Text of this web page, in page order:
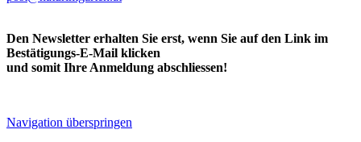
Den Newsletter erhalten Sie erst, wenn Sie auf den Link im
Bestätigungs-E-Mail klicken
und somit Ihre Anmeldung abschliessen!
Navigation überspringen